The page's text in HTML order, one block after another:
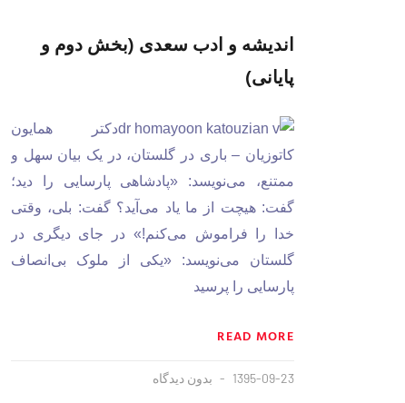
اندیشه و ادب سعدی (بخش دوم و
پایانی)
دکتر همایون
کاتوزیان – باری در گلستان، در یک بیان سهل و
ممتنع، می‌نویسد: «پادشاهی پارسایی را دید؛
گفت: هیچت از ما یاد می‌آید؟ گفت: بلی، وقتی
خدا را فراموش می‌کنم!» در جای دیگری در
گلستان می‌نویسد: «یکی از ملوک بی‌انصاف
پارسایی را پرسید
READ MORE
1395-09-23 بدون دیدگاه